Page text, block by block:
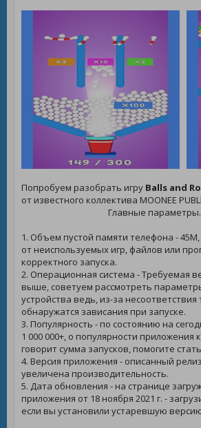
Попробуем разобрать игру Balls and
от известного коллектива MOONEE
Главные параметры.
1. Объем пустой памяти телефона -
от неиспользуемых игр, файлов или
корректного запуска.
2. Операционная система - Требуемая
выше, советуем рассмотреть
устройства ведь, из-за
обнаружатся зависания при запуске.
3. Популярность - по состоянию на
1 000 000+, о популярности приложения
говорит сумма запусков, помогите
4. Версия приложения - описанный
увеличена производительность.
5. Дата обновления - на странице
приложения от 18 ноября 2021 г. -
если вы установили устаревшую